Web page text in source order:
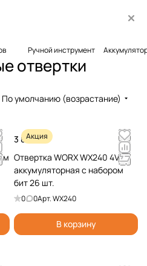
Ручной инструмент
отвертки
По умолчанию (возрастание)
Акция
3 890 ₽
Отвертка WORX WX240 4V
аккумуляторная с набором
бит 26 шт.
0 0Арт.WX240
В корзину